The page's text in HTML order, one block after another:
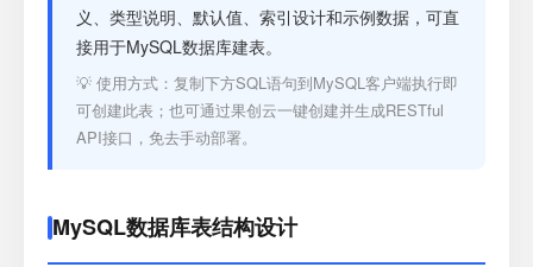
接口测试
义、类型说明、默认值、索引设计和示例数据，可直
接用于MySQL数据库建表。
💡 使用方式：复制下方SQL语句到MySQL客户端执行即
可创建此表；也可通过果创云一键创建并生成RESTful
API接口，免去手动部署。
MySQL数据库表结构设计